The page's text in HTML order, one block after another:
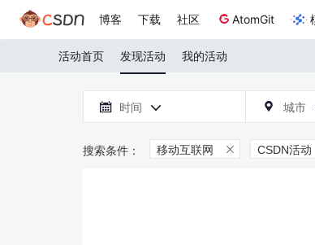
博客 下载 社区 AtomGit
活动首页 发现活动 我的活动
 时间   城市
移动互联网  CSDN活动